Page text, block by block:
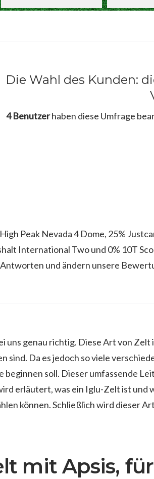
Die Wahl des Kunden:
4 Benutzerhaben diese Umfrage
Peak Nevada 4 Dome, 25%
International Two und 0% 10T
und ändern unsere
uns genau richtig. Diese Art von
sind. Da es jedoch so viele
beginnen soll. Dieser umfassende
erläutert, was ein Iglu-Zelt ist und
können. Schließlich wird dieser
mit Apsis,